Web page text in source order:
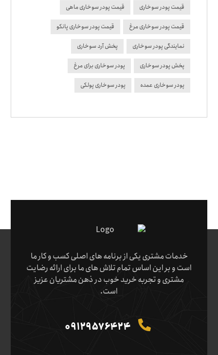
قیمت پودر سوخاری قیمت پودر سوخاری ماهی
قیمت پودر سوخاری مرغ قیمت پودر سوخاری پانکو
نمایندگی پودر سوخاری پخش آرد سوخاری
پخش پودر سوخاری پودر سوخاری برای مرغ
پودر سوخاری عمده پودر سوخاری پولکی
خدمات مشتری یکی از برنامه های اصلی کسب و کار ما
است و بر این اساس تمام تلاش های ما برای ارائه رضایت
مشتری و تجربه خرید خوب در ذهن مشتریان عزیز
است.
09129576424